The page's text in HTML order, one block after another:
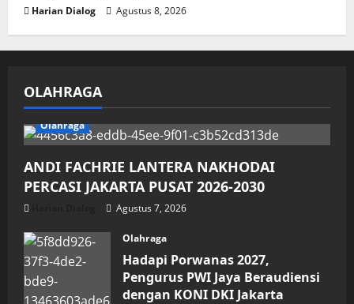
Harian Dialog Agustus 8, 2026
OLAHRAGA
Olahraga
ANDI FACHRIE LANTERA NAKHODAI
PERCASI JAKARTA PUSAT 2026-2030
Agustus 7, 2026
Olahraga
Hadapi Porwanas 2027,
Pengurus PWI Jaya Beraudiensi
dengan KONI DKI Jakarta